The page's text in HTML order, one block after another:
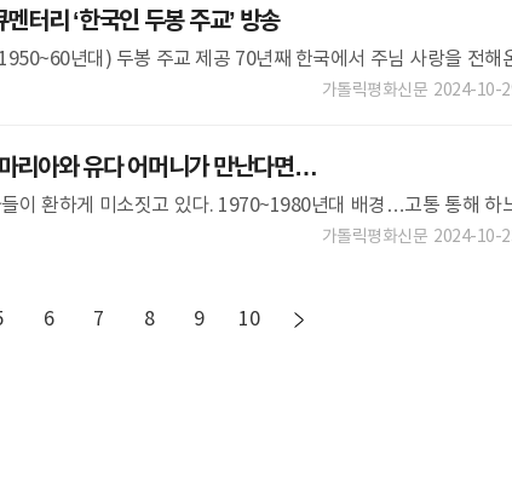
터리 ‘한국인 두봉 주교’ 방송
년대) 두봉 주교 제공 70년째 한국에서 주님 사랑을 전해
95) 주교의 삶을 다룬 다큐멘터리가 나왔다. 안동 MBC
가톨릭평화신문 2024-10-
리아와 유다 어머니가 만난다면…
들이 환하게 미소짓고 있다. 1970~1980년대 배경…고통 통해 하
가톨릭평화신문 2024-10-
6 7 8 9 10